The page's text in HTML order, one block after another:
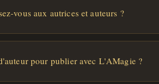
vous aux autrices et auteurs ?
pour publier avec L'AMagie ?